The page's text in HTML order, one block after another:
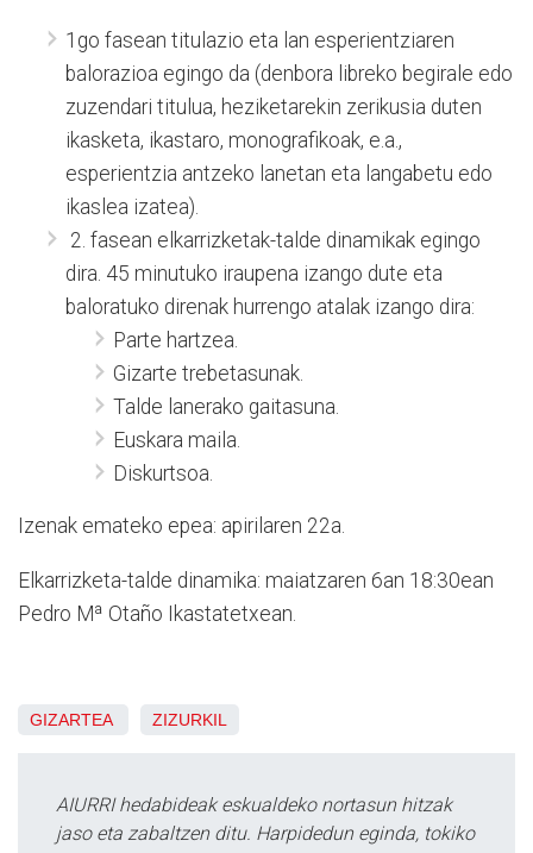
1go fasean titulazio eta lan esperientziaren
balorazioa egingo da (denbora libreko begirale edo
zuzendari titulua, heziketarekin zerikusia duten
ikasketa, ikastaro, monografikoak, e.a.,
esperientzia antzeko lanetan eta langabetu edo
ikaslea izatea).
2. fasean elkarrizketak-talde dinamikak egingo
dira. 45 minutuko iraupena izango dute eta
baloratuko direnak hurrengo atalak izango dira:
Parte hartzea.
Gizarte trebetasunak.
Talde lanerako gaitasuna.
Euskara maila.
Diskurtsoa.
Izenak emateko epea: apirilaren 22a.
Elkarrizketa-talde dinamika: maiatzaren 6an 18:30ean
Pedro Mª Otaño Ikastatetxean.
GIZARTEA ZIZURKIL
AIURRI hedabideak eskualdeko nortasun hitzak
jaso eta zabaltzen ditu. Harpidedun eginda, tokiko